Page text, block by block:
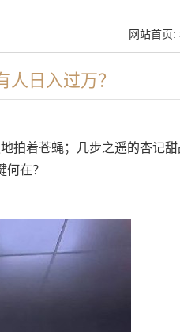
网站首页:
日入过万？
拍着苍蝇；几步之遥的杏记
在？